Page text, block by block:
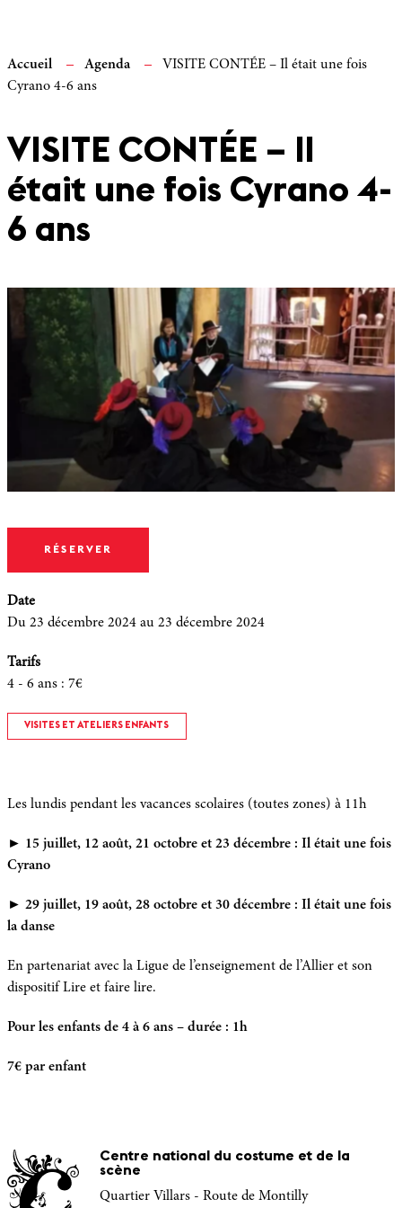
Accueil Agenda
VISITE CONTÉE – Il était une fois
Cyrano 4-6 ans
VISITE CONTÉE – Il
était une fois Cyrano 4-
6 ans
RÉSERVER
Date
Du 23 décembre 2024 au 23 décembre 2024
Tarifs
4 - 6 ans : 7€
VISITES ET ATELIERS ENFANTS
Les lundis pendant les vacances scolaires (toutes zones) à 11h
► 15 juillet, 12 août, 21 octobre et 23 décembre : Il était une fois
Cyrano
► 29 juillet, 19 août, 28 octobre et 30 décembre : Il était une fois
la danse
En partenariat avec la Ligue de l’enseignement de l’Allier et son
dispositif Lire et faire lire.
Pour les enfants de 4 à 6 ans – durée : 1h
7€ par enfant
Centre national du costume et de la
scène
Quartier Villars - Route de Montilly